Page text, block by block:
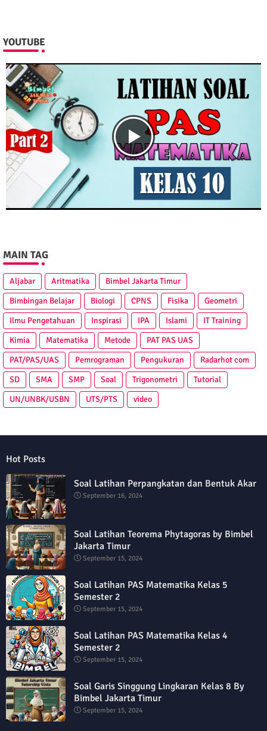
YOUTUBE
MAIN TAG
Aljabar Aritmatika
Bimbel Jakarta Timur
Bimbingan Belajar
Biologi CPNS Fisika
Geometri
Ilmu Pengetahuan
Inspirasi IPA Islami
IT Training
Kimia
Matematika Metode
PAT PAS UAS
PAT/PAS/UAS
Pemrograman Pengukuran
Radarhot com
SD
SMA SMP Soal Trigonometri
Tutorial
UN/UNBK/USBN
UTS/PTS video
Hot Posts
Soal Latihan Perpangkatan dan Bentuk Akar
September 16, 2024
Soal Latihan Teorema Phytagoras by Bimbel
Jakarta Timur
September 15, 2024
Soal Latihan PAS Matematika Kelas 5
Semester 2
September 15, 2024
Soal Latihan PAS Matematika Kelas 4
Semester 2
September 15, 2024
Soal Garis Singgung Lingkaran Kelas 8 By
Bimbel Jakarta Timur
September 15, 2024